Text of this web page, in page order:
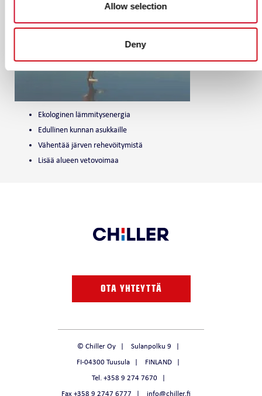
Allow selection
Deny
Ekologinen lämmitysenergia
Edullinen kunnan asukkaille
Vähentää järven rehevöitymistä
Lisää alueen vetovoimaa
OTA YHTEYTTÄ
© Chiller Oy
Sulanpolku 9
FI-04300 Tuusula
FINLAND
Tel. +358 9 274 7670
Fax +358 9 2747 6777
info@chiller.fi